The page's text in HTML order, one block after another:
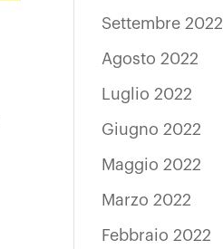
Settembre 2022
Agosto 2022
Luglio 2022
Giugno 2022
Maggio 2022
Marzo 2022
Febbraio 2022